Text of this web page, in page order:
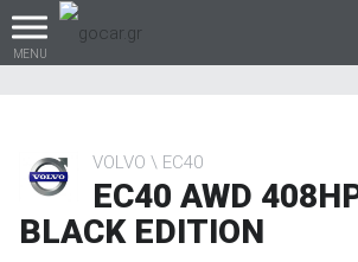
MENU
Βρες τα πάντα
αυτοκίνητο!
VOLVO EC40
EC40 AWD
BLACK EDITION